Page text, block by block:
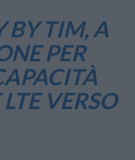
BY TIM, A
PER
VERSO